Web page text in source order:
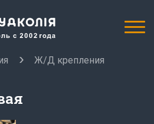
Ж/Д крепления